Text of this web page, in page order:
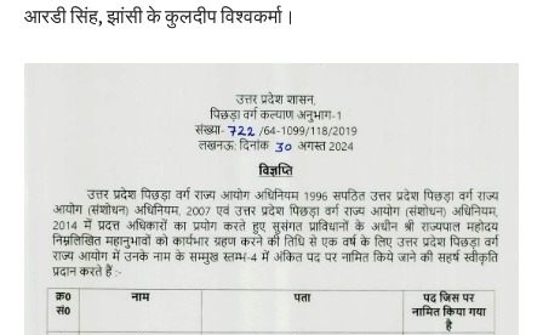
आरडी सिंह, झांसी के कुलदीप विश्वकर्मा।